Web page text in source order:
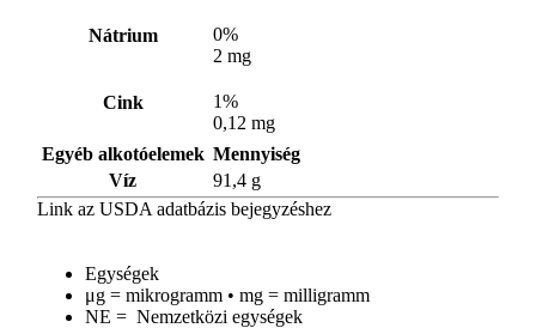
Nátrium
0%
2 mg
Cink
1%
0,12 mg
Egyéb alkotóelemek Mennyiség
Víz
91,4 g
Link az USDA adatbázis bejegyzéshez
Egységek
μg = mikrogramm • mg = milligramm
NE = Nemzetközi egységek